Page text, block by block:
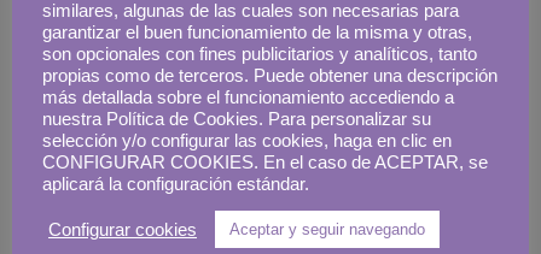
similares, algunas de las cuales son necesarias para
garantizar el buen funcionamiento de la misma y otras,
son opcionales con fines publicitarios y analíticos, tanto
propias como de terceros. Puede obtener una descripción
más detallada sobre el funcionamiento accediendo a
nuestra Política de Cookies. Para personalizar su
selección y/o configurar las cookies, haga en clic en
CONFIGURAR COOKIES. En el caso de ACEPTAR, se
aplicará la configuración estándar.
Configurar cookies Aceptar y seguir navegando